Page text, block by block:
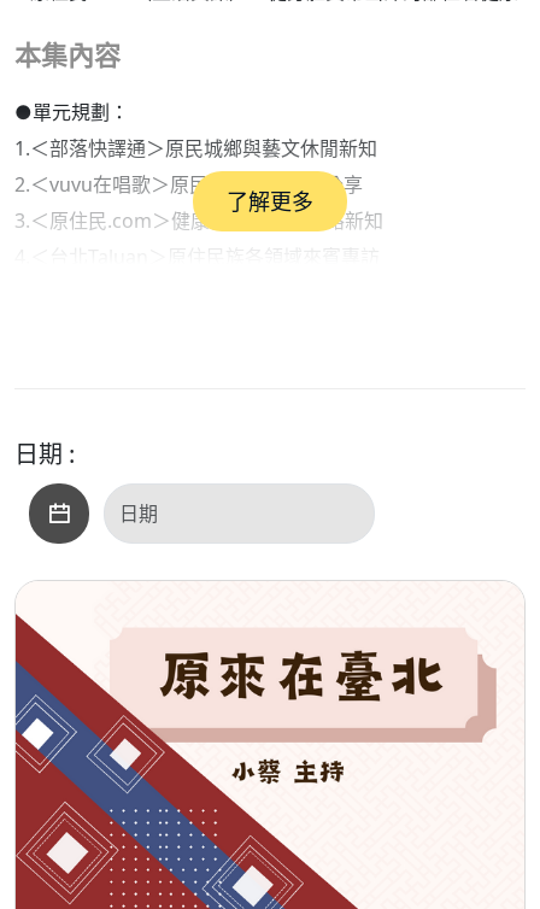
本集內容
●單元規劃：
1.＜部落快譯通＞原民城鄉與藝文休閒新知
2.＜vuvu在唱歌＞原民族語原創歌曲分享
3.＜原住民.com＞健康衛生保健與網路新知
3.原住民.com（生活資訊）：從身體異常出汗的部位看健康
●本集歌單：
＜開場白＞：想讓你知道
＜單元一＞：香菇的錢咧、瑪家鄉情歌、在後的必要在前
＜單元二＞：好糟糕的派對
＜單元三＞：夏天、潛水、夏天的浪花
了解更多
日期 :